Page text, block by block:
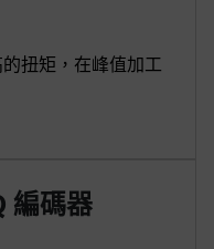
扭矩，在峰值加工
編碼器